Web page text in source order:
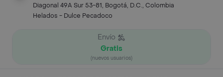
Diagonal 49A Sur 53-81, Bogotá, D.C., Colombia
Helados - Dulce Pecadoco
Envío
Gratis
(nuevos usuarios)